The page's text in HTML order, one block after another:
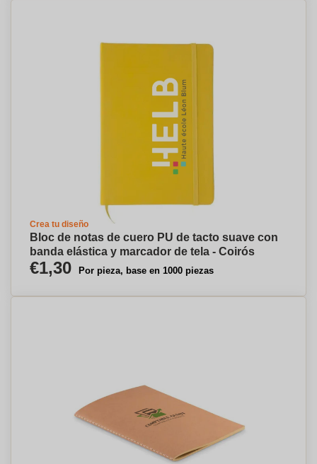
Crea tu diseño
Bloc de notas de cuero PU de tacto suave con
banda elástica y marcador de tela - Coirós
€1,30 Por pieza, base en 1000 piezas